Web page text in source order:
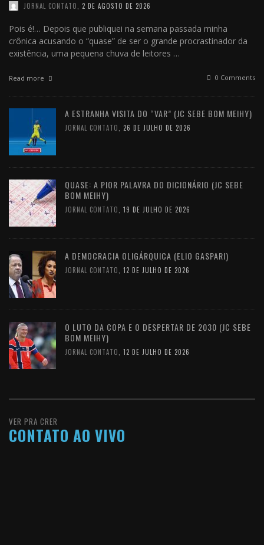
JORNAL CONTATO 2 DE AGOSTO DE 2026
Pois é!… Depois que publiquei na semana passada minha
crônica acusando o “quase” de ser o grande procrastinador da
existência, uma pequena chuva de leitores …
Read more 0 Comments
A ESTRANHA VISITA DO “VAR” (JC SEBE BOM MEIHY)
JORNAL CONTATO 26 DE JULHO DE 2026
QUASE: A PIOR PALAVRA DO DICIONÁRIO (JC SEBE
BOM MEIHY)
JORNAL CONTATO 19 DE JULHO DE 2026
A DEMOCRACIA OLIGÁRQUICA (ELIO GASPARI)
JORNAL CONTATO 12 DE JULHO DE 2026
O LUTO DA COPA E O DESPERTAR DE 2030 (JC SEBE
BOM MEIHY)
JORNAL CONTATO 12 DE JULHO DE 2026
VER PRA CRER
CONTATO AO VIVO